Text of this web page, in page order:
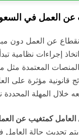
عن العمل في
عن العمل دون
إجراءات نظامية
المعتمدة مثل
قانونية مؤثرة على
خلال المهلة المحددة
كمتغيب عن
يتم تحديث حالة